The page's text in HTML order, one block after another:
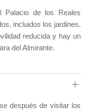
Palacio de los Reales
incluidos los jardines,
reducida y hay un
del Almirante.
después de visitar los